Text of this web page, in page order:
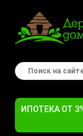
ИПОТЕКА ОТ